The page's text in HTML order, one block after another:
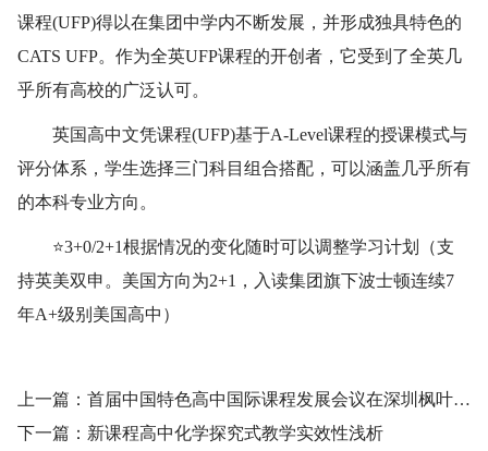
课程(UFP)得以在集团中学内不断发展，并形成独具特色的
CATS UFP。作为全英UFP课程的开创者，它受到了全英几
乎所有高校的广泛认可。
英国高中文凭课程(UFP)基于A-Level课程的授课模式与
评分体系，学生选择三门科目组合搭配，可以涵盖几乎所有
的本科专业方向。
⭐️3+0/2+1根据情况的变化随时可以调整学习计划（支
持英美双申。美国方向为2+1，入读集团旗下波士顿连续7
年A+级别美国高中）
上一篇：首届中国特色高中国际课程发展会议在深圳枫叶教育大厦举行
下一篇：新课程高中化学探究式教学实效性浅析